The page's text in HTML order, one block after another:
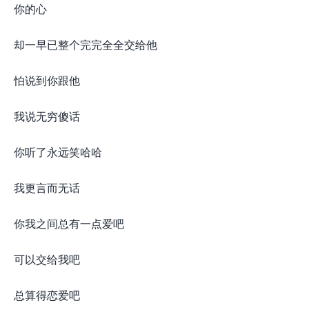
你的心
却一早已整个完完全全交给他
怕说到你跟他
我说无穷傻话
你听了永远笑哈哈
我更言而无话
你我之间总有一点爱吧
可以交给我吧
总算得恋爱吧